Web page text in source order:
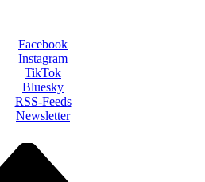
Facebook
Instagram
TikTok
Bluesky
RSS-Feeds
Newsletter